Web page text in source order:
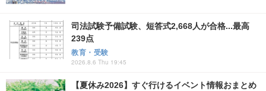
司法試験予備試験、短答式2,668人が合格...最高
239点
教育・受験
2026.8.6 Thu 19:45
【夏休み2026】すぐ行けるイベント情報おまとめ